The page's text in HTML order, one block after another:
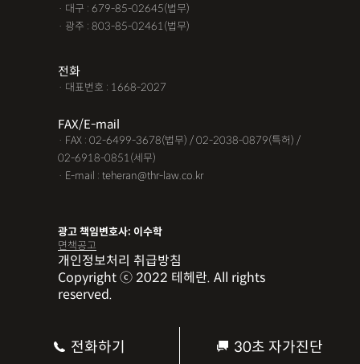
전화하기 30초 자가진단
· 대구 : 679-85-02645(법무)
· 광주 : 803-85-02461(법무)
전화
· 대표번호 : 1668-2027
FAX/E-mail
· FAX : 02-6499-3678(법무) / 02-2038-0879(특허) /
02-6918-0851(세무)
· E-mail : teheran@thr-law.co.kr
광고 책임변호사: 이수학
면책공고
개인정보처리 취급방침
Copyright ⓒ 2022 테헤란. All rights
reserved.